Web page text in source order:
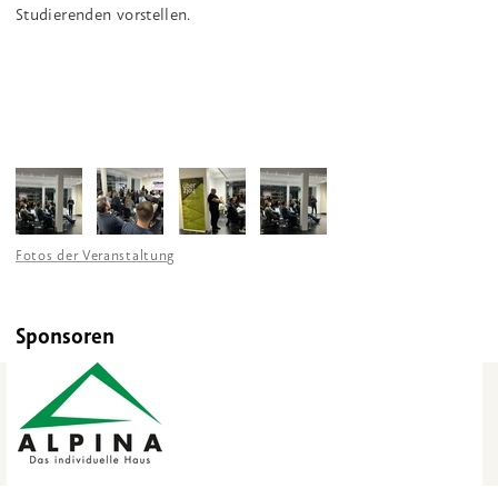
Studierenden vorstellen.
Fotos der Veranstaltung
Sponsoren